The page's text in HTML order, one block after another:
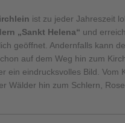
ist zu jeder Jahreszeit
„Sankt Helena“ und
geöffnet. Andernfalls kann
auf dem Weg hin zum
ein eindrucksvolles Bild.
Wälder hin zum Schlern,